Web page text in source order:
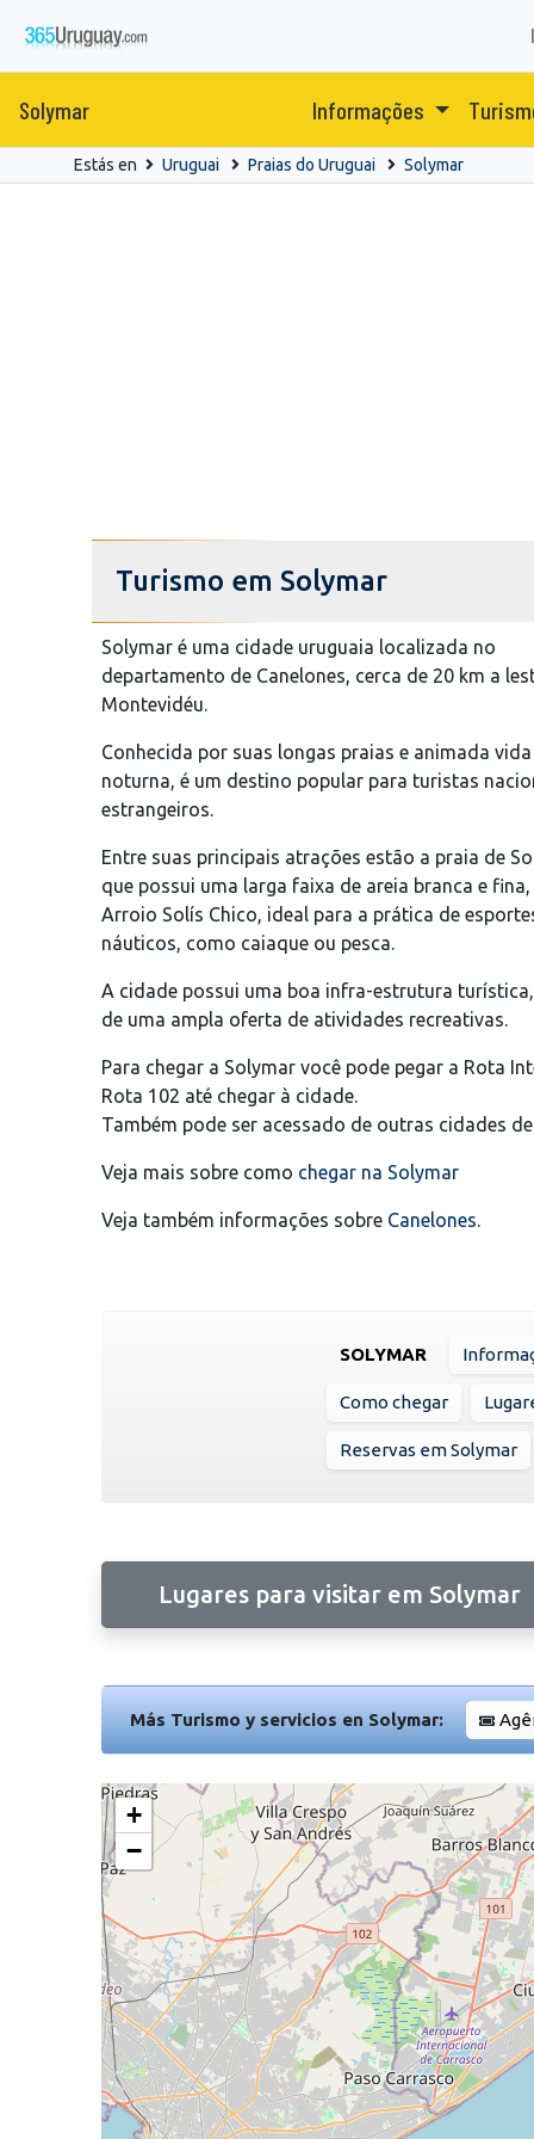
Solymar Informações
Estás en Uruguai Praias do Uruguai Solymar
Turismo em Solymar
Solymar é uma cidade uruguaia localizada no
departamento de Canelones, cerca de 20 km a
Montevidéu.
Conhecida por suas longas praias e animada vida
noturna, é um destino popular para turistas
estrangeiros.
Entre suas principais atrações estão a praia de
que possui uma larga faixa de areia branca e fina,
Arroio Solís Chico, ideal para a prática de
náuticos, como caiaque ou pesca.
A cidade possui uma boa infra-estrutura
de uma ampla oferta de atividades recreativas.
Para chegar a Solymar você pode pegar a Rota
Rota 102 até chegar à cidade.
Também pode ser acessado de outras cidades
Veja mais sobre como chegar na Solymar
Veja também informações sobre Canelones.
SOLYMAR
Como chegar
Reservas em Solymar
Lugares para visitar em Solymar
Más Turismo y servicios en Solymar:
+
−